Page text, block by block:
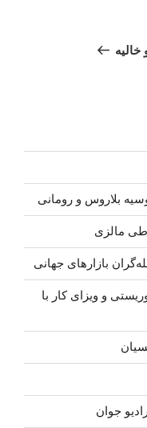
خالیه
بلاروس و رومانی
مالزی
بازارهای جهانی
و ویزای کار با
جوان